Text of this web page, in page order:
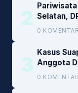
2 Selatan,
0
3
Kasus
Anggota
Kemenkeu
0